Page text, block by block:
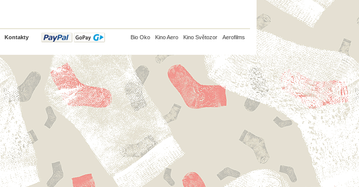
Kontakty Bio Oko Kino Aero Kino Světozor Aerofilms